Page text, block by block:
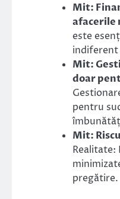
Mit:
afacerile
este
indiferent
Mit:
doar
pentru
Mit:
Realitate:
pregătire.